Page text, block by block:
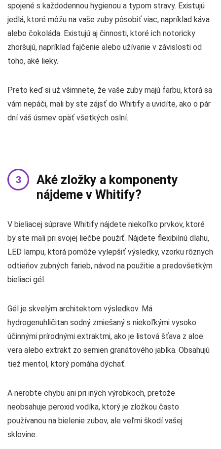
spojené s každodennou hygienou a typom stravy. Existujú
jedlá, ktoré môžu na vaše zuby pôsobiť viac, napríklad káva
alebo čokoláda. Existujú aj činnosti, ktoré ich notoricky
zhoršujú, napríklad fajčenie alebo užívanie v závislosti od
toho, aké lieky.
Preto keď si už všimnete, že vaše zuby majú farbu, ktorá sa
vám nepáči, mali by ste zájsť do Whitify a uvidíte, ako o pár
dní váš úsmev opäť všetkých oslní.
Aké zložky a komponenty
nájdeme v Whitify?
V bieliacej súprave Whitify nájdete niekoľko prvkov, ktoré
by ste mali pri svojej liečbe použiť. Nájdete flexibilnú dlahu,
LED lampu, ktorá pomôže vylepšiť výsledky, vzorku rôznych
odtieňov zubných farieb, návod na použitie a predovšetkým
bieliaci gél.
Gél je skvelým architektom výsledkov. Má
hydrogenuhličitan sodný zmiešaný s niekoľkými vysoko
účinnými prírodnými extraktmi, ako je listová šťava z aloe
vera alebo extrakt zo semien granátového jablka. Obsahujú
tiež mentol, ktorý pomáha dýchať.
A nerobte chybu ani pri iných výrobkoch, pretože
neobsahuje peroxid vodíka, ktorý je zložkou často
používanou na bielenie zubov, ale veľmi škodí vašej
sklovine.